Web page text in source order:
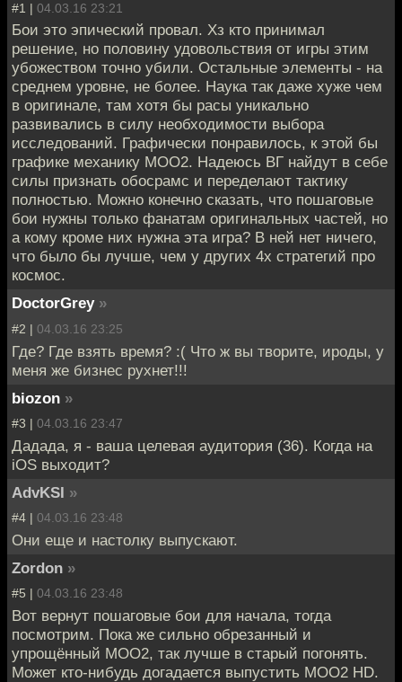
#1 | 04.03.16 23:21
Бои это эпический провал. Хз кто принимал
решение, но половину удовольствия от игры этим
убожеством точно убили. Остальные элементы - на
среднем уровне, не более. Наука так даже хуже чем
в оригинале, там хотя бы расы уникально
развивались в силу необходимости выбора
исследований. Графически понравилось, к этой бы
графике механику МОО2. Надеюсь ВГ найдут в себе
силы признать обосрамс и переделают тактику
полностью. Можно конечно сказать, что пошаговые
бои нужны только фанатам оригинальных частей, но
а кому кроме них нужна эта игра? В ней нет ничего,
что было бы лучше, чем у других 4х стратегий про
космос.
DoctorGrey »
#2 | 04.03.16 23:25
Где? Где взять время? :( Что ж вы творите, ироды, у
меня же бизнес рухнет!!!
biozon »
#3 | 04.03.16 23:47
Дадада, я - ваша целевая аудитория (36). Когда на
iOS выходит?
AdvKSI »
#4 | 04.03.16 23:48
Они еще и настолку выпускают.
Zordon »
#5 | 04.03.16 23:48
Вот вернут пошаговые бои для начала, тогда
посмотрим. Пока же сильно обрезанный и
упрощённый МОО2, так лучше в старый погонять.
Может кто-нибудь догадается выпустить МОО2 HD.